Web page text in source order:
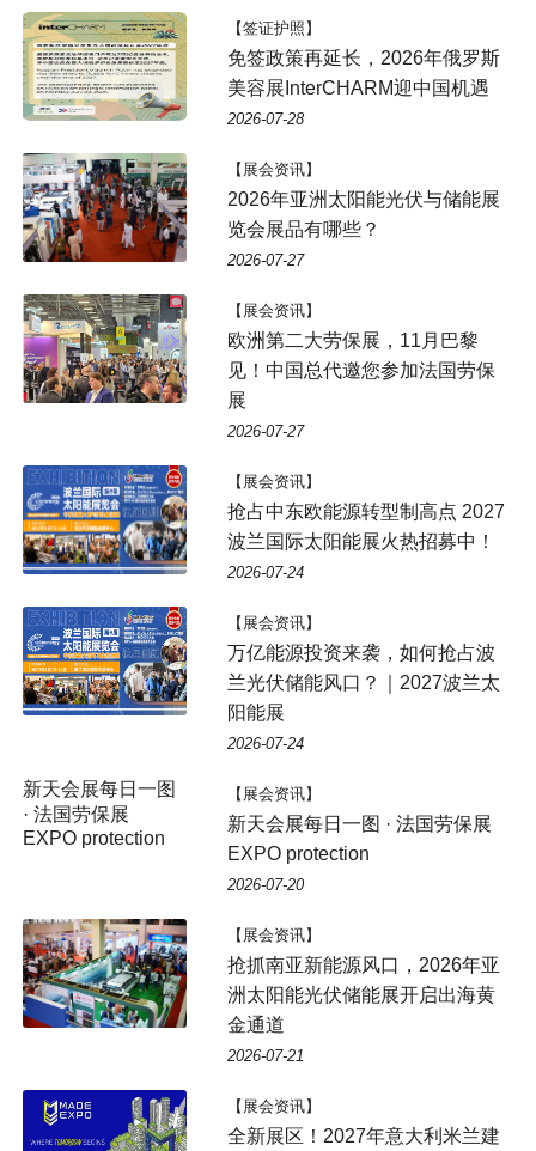
【签证护照】
免签政策再延长，2026年俄罗斯
美容展InterCHARM迎中国机遇
2026-07-28
【展会资讯】
2026年亚洲太阳能光伏与储能展
览会展品有哪些？
2026-07-27
【展会资讯】
欧洲第二大劳保展，11月巴黎
见！中国总代邀您参加法国劳保
展
2026-07-27
【展会资讯】
抢占中东欧能源转型制高点 2027
波兰国际太阳能展火热招募中！
2026-07-24
【展会资讯】
万亿能源投资来袭，如何抢占波
兰光伏储能风口？｜2027波兰太
阳能展
2026-07-24
新天会展每日一图
· 法国劳保展
EXPO protection
【展会资讯】
新天会展每日一图 · 法国劳保展
EXPO protection
2026-07-20
【展会资讯】
抢抓南亚新能源风口，2026年亚
洲太阳能光伏储能展开启出海黄
金通道
2026-07-21
【展会资讯】
全新展区！2027年意大利米兰建